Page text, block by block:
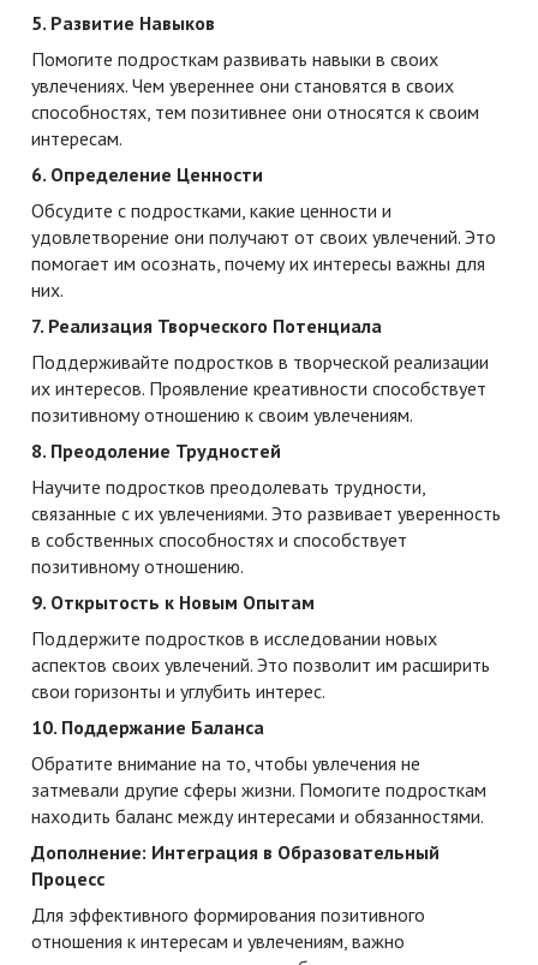
5. Развитие Навыков
Помогите подросткам развивать навыки в своих
увлечениях. Чем увереннее они становятся в своих
способностях, тем позитивнее они относятся к своим
интересам.
6. Определение Ценности
Обсудите с подростками, какие ценности и
удовлетворение они получают от своих увлечений. Это
помогает им осознать, почему их интересы важны для
них.
7. Реализация Творческого Потенциала
Поддерживайте подростков в творческой реализации
их интересов. Проявление креативности способствует
позитивному отношению к своим увлечениям.
8. Преодоление Трудностей
Научите подростков преодолевать трудности,
связанные с их увлечениями. Это развивает уверенность
в собственных способностях и способствует
позитивному отношению.
9. Открытость к Новым Опытам
Поддержите подростков в исследовании новых
аспектов своих увлечений. Это позволит им расширить
свои горизонты и углубить интерес.
10. Поддержание Баланса
Обратите внимание на то, чтобы увлечения не
затмевали другие сферы жизни. Помогите подросткам
находить баланс между интересами и обязанностями.
Дополнение: Интеграция в Образовательный
Процесс
Для эффективного формирования позитивного
отношения к интересам и увлечениям, важно